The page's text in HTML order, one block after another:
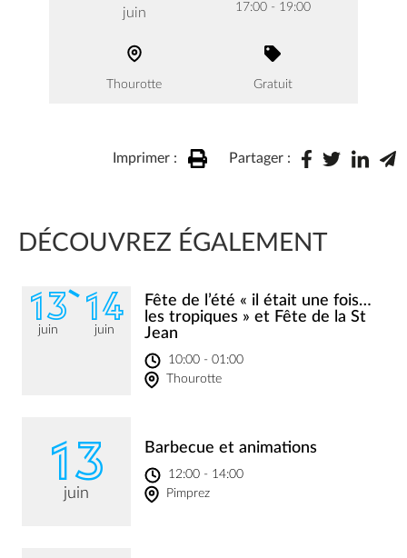
juin 17:00 - 19:00
Thourotte Gratuit
Imprimer : Partager :
DÉCOUVREZ ÉGALEMENT
13
juin
14
juin
Fête de l’été « il était une fois…
les tropiques » et Fête de la St
Jean
10:00 - 01:00
Thourotte
13
juin
Barbecue et animations
12:00 - 14:00
Pimprez